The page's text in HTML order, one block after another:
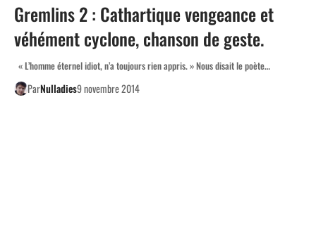
Gremlins 2 : Cathartique vengeance et
véhément cyclone, chanson de geste.
« L’homme éternel idiot, n’a toujours rien appris. » Nous disait le poète…
ParNulladies9 novembre 2014